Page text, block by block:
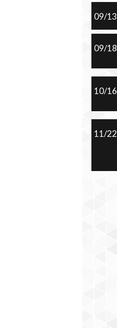
09/13
09/18
10/16
11/22